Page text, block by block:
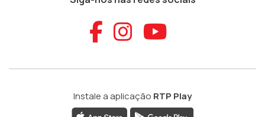
Aceder ao
Aceder ao
Aceder
Instale a aplicação RTP Play